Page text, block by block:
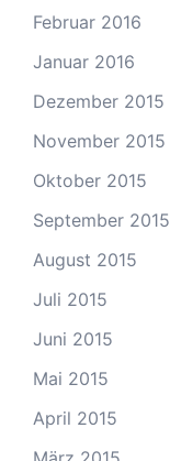
Februar 2016
Januar 2016
Dezember 2015
November 2015
Oktober 2015
September 2015
August 2015
Juli 2015
Juni 2015
Mai 2015
April 2015